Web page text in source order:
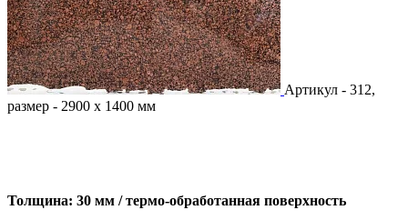
Артикул - 312,
размер - 2900 х 1400 мм
Толщина: 30 мм / термо-обработанная поверхность